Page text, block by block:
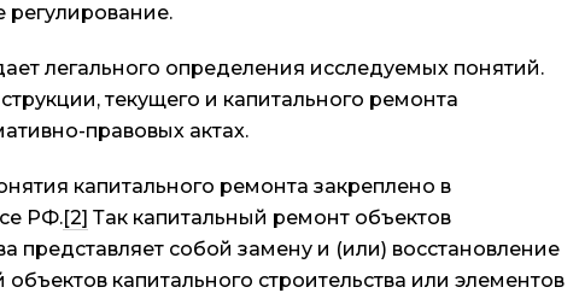
регулирование.
легального определения исследуемых понятий.
текущего и капитального ремонта
правовых актах.
капитального ремонта закреплено в
РФ.[2] Так капитальный ремонт объектов
представляет собой замену и (или) восстановление
капитального строительства или элементов